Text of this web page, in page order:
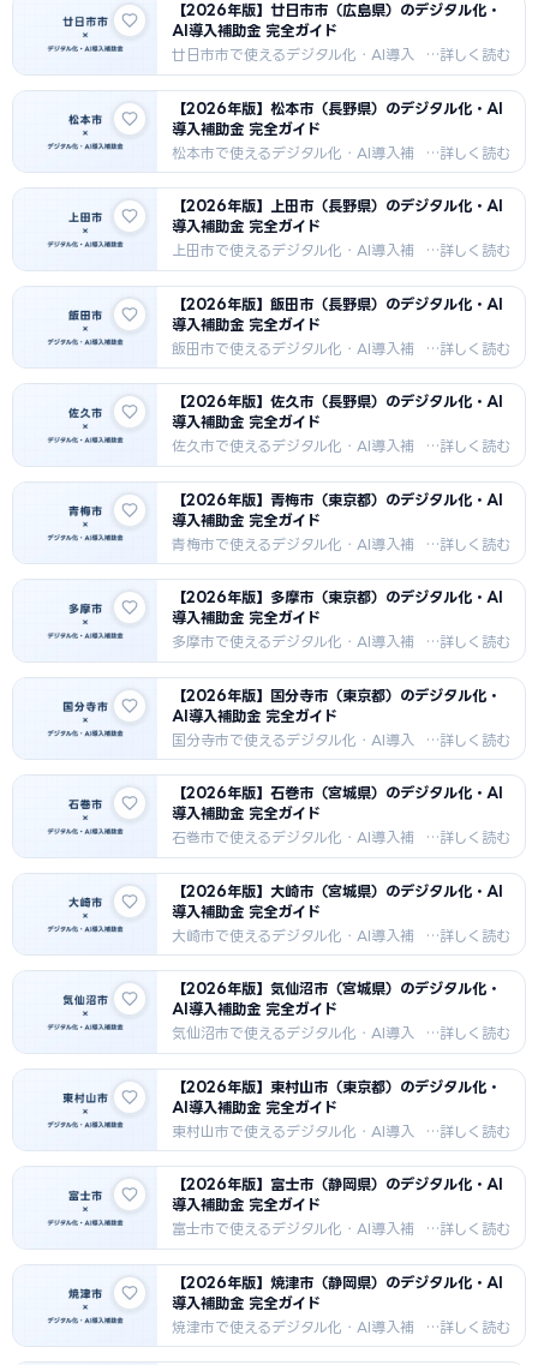
法・採択事例・支援機関情報を2026
年最新版でお届けします。シャープ精
密機器・三原タコ食品加工・化学工業
向けAI・DX補助金情報。
【2026年版】廿日市市（広島県）のデジタル化・
AI導入補助金 完全ガイド
廿日市市で使えるデジタル化・AI導入
補助金を徹底解説。IT導入補助金・も
のづくり補助金・市独自補助金の申請
方法・採択事例・支援機関情報を
2026年最新版でお届けします。宮島観
光・木材加工・カキ食品加工向けAI・
DX補助金情報。
【2026年版】松本市（長野県）のデジタル化・AI
導入補助金 完全ガイド
松本市で使えるデジタル化・AI導入補
助金を徹底解説。IT導入補助金・もの
づくり補助金・市独自補助金の申請方
法・採択事例・支援機関情報を2026
年最新版でお届けします。セイコーエプ
ソン系精密機器・電子部品・観光・食
品加工向けAI・DX補助金情報。
【2026年版】上田市（長野県）のデジタル化・AI
導入補助金 完全ガイド
上田市で使えるデジタル化・AI導入補
助金を徹底解説。IT導入補助金・もの
づくり補助金・市独自補助金の申請方
法・採択事例・支援機関情報を2026
年最新版でお届けします。繊維・電子
部品（TDK）・農業・真田観光向け
AI・DX補助金情報。
【2026年版】飯田市（長野県）のデジタル化・AI
導入補助金 完全ガイド
飯田市で使えるデジタル化・AI導入補
助金を徹底解説。IT導入補助金・もの
づくり補助金・市独自補助金の申請方
法・採択事例・支援機関情報を2026
年最新版でお届けします。精密機器・
光学機器・農業（果樹）・リニア観光
向けAI・DX補助金情報。
【2026年版】佐久市（長野県）のデジタル化・AI
導入補助金 完全ガイド
佐久市で使えるデジタル化・AI導入補
助金を徹底解説。IT導入補助金・もの
づくり補助金・農水省農業DX補助金の
申請方法・採択事例・支援機関情報を
2026年最新版でお届けします。精密機
器・IC製造・高原野菜農業・医療健康
向けAI・DX補助金情報。
【2026年版】青梅市（東京都）のデジタル化・AI
導入補助金 完全ガイド
青梅市で使えるデジタル化・AI導入補
助金を徹底解説。IT導入補助金・もの
づくり補助金・市独自補助金の申請方
法・採択事例・支援機関情報を2026
年最新版でお届けします。繊維・電子
部品・金属加工・農業向けDX補助金情
報。
【2026年版】多摩市（東京都）のデジタル化・AI
導入補助金 完全ガイド
多摩市で使えるデジタル化・AI導入補
助金を徹底解説。IT導入補助金・もの
づくり補助金・市独自補助金の申請方
法・採択事例・支援機関情報を2026
年最新版でお届けします。IT・商業・
サービス業・研究開発向けDX補助金情
報。多摩ニュータウン拠点。
【2026年版】国分寺市（東京都）のデジタル化・
AI導入補助金 完全ガイド
国分寺市で使えるデジタル化・AI導入
補助金を徹底解説。IT導入補助金・も
のづくり補助金・市独自補助金の申請
方法・採択事例・支援機関情報を
2026年最新版でお届けします。精密機
器・商業・IT・医療福祉向けDX補助金
情報。
【2026年版】石巻市（宮城県）のデジタル化・AI
導入補助金 完全ガイド
石巻市で使えるデジタル化・AI導入補
助金を徹底解説。IT導入補助金・もの
づくり補助金・市独自補助金の申請方
法・採択事例・支援機関情報を2026
年最新版でお届けします。水産加工・
製紙・造船・農業向けDX補助金情報。
【2026年版】大崎市（宮城県）のデジタル化・AI
導入補助金 完全ガイド
大崎市で使えるデジタル化・AI導入補
助金を徹底解説。IT導入補助金・もの
づくり補助金・市独自補助金の申請方
法・採択事例・支援機関情報を2026
年最新版でお届けします。農業（大崎
耕土）・電子部品・食品加工・建設向
けDX補助金情報。
【2026年版】気仙沼市（宮城県）のデジタル化・
AI導入補助金 完全ガイド
気仙沼市で使えるデジタル化・AI導入
補助金を徹底解説。IT導入補助金・も
のづくり補助金・市独自補助金の申請
方法・採択事例・支援機関情報を
2026年最新版でお届けします。水産加
工（フカヒレ・カツオ）・造船・観
光・農林業向けDX補助金情報。
【2026年版】東村山市（東京都）のデジタル化・
AI導入補助金 完全ガイド
東村山市で使えるデジタル化・AI導入
補助金を徹底解説。IT導入補助金・も
のづくり補助金・市独自補助金の申請
方法・採択事例・支援機関情報を
2026年最新版でお届けします。食品加
工・金属加工・物流・商業向けDX補助
金情報。
【2026年版】富士市（静岡県）のデジタル化・AI
導入補助金 完全ガイド
富士市で使えるデジタル化・AI導入補
助金を徹底解説。IT導入補助金・もの
づくり補助金・市独自補助金の申請方
法・採択事例・支援機関情報を2026
年最新版でお届けします。製紙・化学
工業・自動車部品・食品加工向けDX補
助金情報。
【2026年版】焼津市（静岡県）のデジタル化・AI
導入補助金 完全ガイド
焼津市で使えるデジタル化・AI導入補
助金を徹底解説。IT導入補助金・もの